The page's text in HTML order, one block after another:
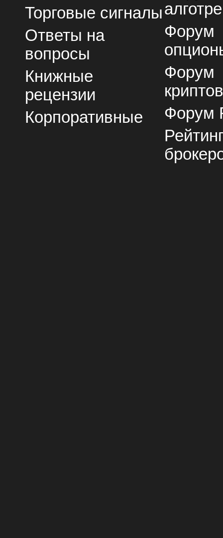
Торговые сигналы
Ответы на
вопросы
Книжные
рецензии
Корпоративные
Форум
Форум
Форум